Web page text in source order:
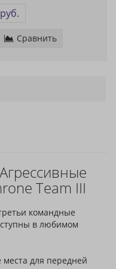
Сравнить
Team III
командные
в любимом
для передней